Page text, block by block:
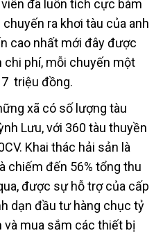
đã luôn tích cực bám
ra khơi tàu của anh
cao nhất mới đây được
chi phí, mỗi chuyến một
triệu đồng.
xã có số lượng tàu
Lưu, với 360 tàu thuyền
Khai thác hải sản là
chiếm đến 56% tổng thu
được sự hỗ trợ của cấp
dạn đầu tư hàng chục tỷ
mua sắm các thiết bị